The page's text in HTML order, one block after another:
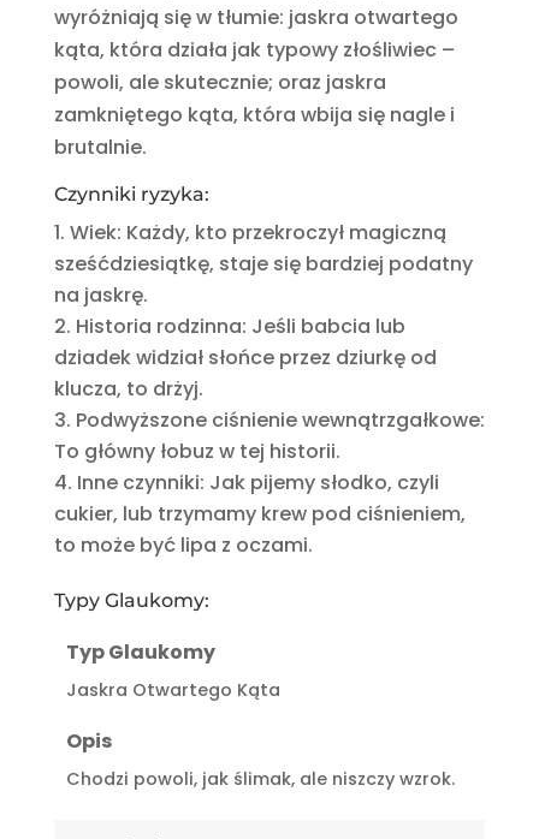
wyróżniają się w tłumie: jaskra otwartego
kąta, która działa jak typowy złośliwiec –
powoli, ale skutecznie; oraz jaskra
zamkniętego kąta, która wbija się nagle i
brutalnie.
Czynniki ryzyka:
Wiek: Każdy, kto przekroczył magiczną
sześćdziesiątkę, staje się bardziej podatny
na jaskrę.
Historia rodzinna: Jeśli babcia lub
dziadek widział słońce przez dziurkę od
klucza, to drżyj.
Podwyższone ciśnienie wewnątrzgałkowe:
To główny łobuz w tej historii.
Inne czynniki: Jak pijemy słodko, czyli
cukier, lub trzymamy krew pod ciśnieniem,
to może być lipa z oczami.
Typy Glaukomy:
Typ Glaukomy
Jaskra Otwartego Kąta
Opis
Chodzi powoli, jak ślimak, ale niszczy wzrok.